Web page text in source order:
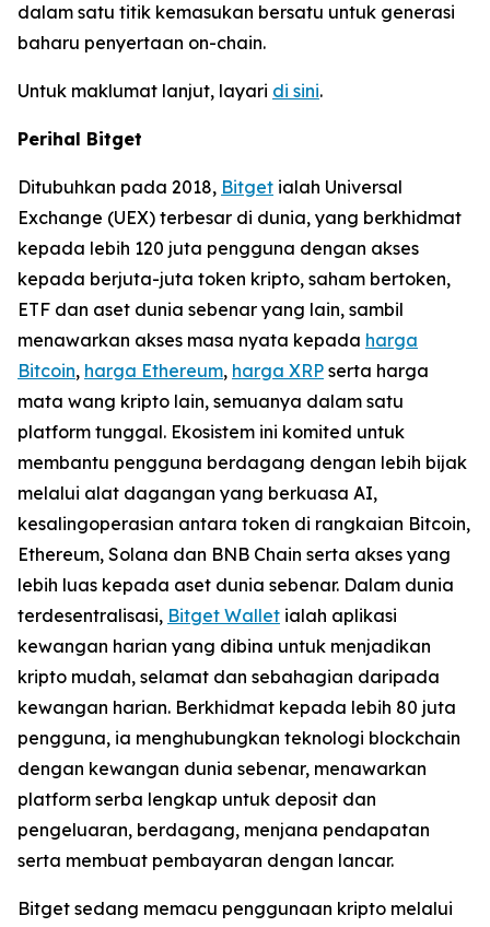
dalam satu titik kemasukan bersatu untuk generasi
baharu penyertaan on-chain.
Untuk maklumat lanjut, layari di sini.
Perihal Bitget
Ditubuhkan pada 2018, Bitget ialah Universal
Exchange (UEX) terbesar di dunia, yang berkhidmat
kepada lebih 120 juta pengguna dengan akses
kepada berjuta-juta token kripto, saham bertoken,
ETF dan aset dunia sebenar yang lain, sambil
menawarkan akses masa nyata kepada harga
Bitcoin, harga Ethereum, harga XRP serta harga
mata wang kripto lain, semuanya dalam satu
platform tunggal. Ekosistem ini komited untuk
membantu pengguna berdagang dengan lebih bijak
melalui alat dagangan yang berkuasa AI,
kesalingoperasian antara token di rangkaian Bitcoin,
Ethereum, Solana dan BNB Chain serta akses yang
lebih luas kepada aset dunia sebenar. Dalam dunia
terdesentralisasi, Bitget Wallet ialah aplikasi
kewangan harian yang dibina untuk menjadikan
kripto mudah, selamat dan sebahagian daripada
kewangan harian. Berkhidmat kepada lebih 80 juta
pengguna, ia menghubungkan teknologi blockchain
dengan kewangan dunia sebenar, menawarkan
platform serba lengkap untuk deposit dan
pengeluaran, berdagang, menjana pendapatan
serta membuat pembayaran dengan lancar.
Bitget sedang memacu penggunaan kripto melalui